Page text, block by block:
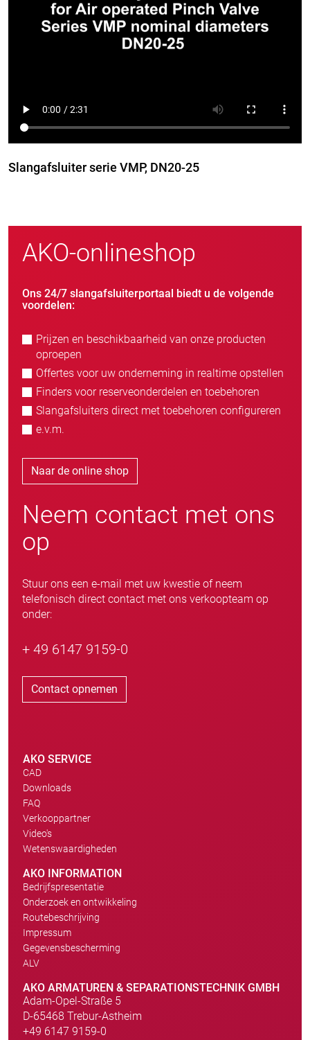
Slangafsluiter serie VMP, DN20-25
AKO-onlineshop
Ons 24/7 slangafsluiterportaal biedt u de volgende
voordelen:
Prijzen en beschikbaarheid van onze producten
oproepen
Offertes voor uw onderneming in realtime opstellen
Finders voor reserveonderdelen en toebehoren
Slangafsluiters direct met toebehoren configureren
e.v.m.
Naar de online shop
Neem contact met ons
op
Stuur ons een e-mail met uw kwestie of neem
telefonisch direct contact met ons verkoopteam op
onder:
+ 49 6147 9159-0
Contact opnemen
AKO SERVICE
CAD
Downloads
FAQ
Verkooppartner
Video's
Wetenswaardigheden
AKO INFORMATION
Bedrijfspresentatie
Onderzoek en ontwikkeling
Routebeschrijving
Impressum
Gegevensbescherming
ALV
AKO ARMATUREN & SEPARATIONSTECHNIK GMBH
Adam-Opel-Straße 5
D-65468 Trebur-Astheim
+49 6147 9159-0